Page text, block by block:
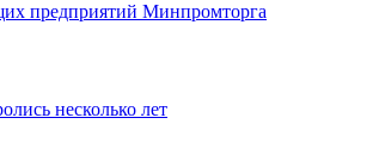
предприятий Минпромторга
несколько лет